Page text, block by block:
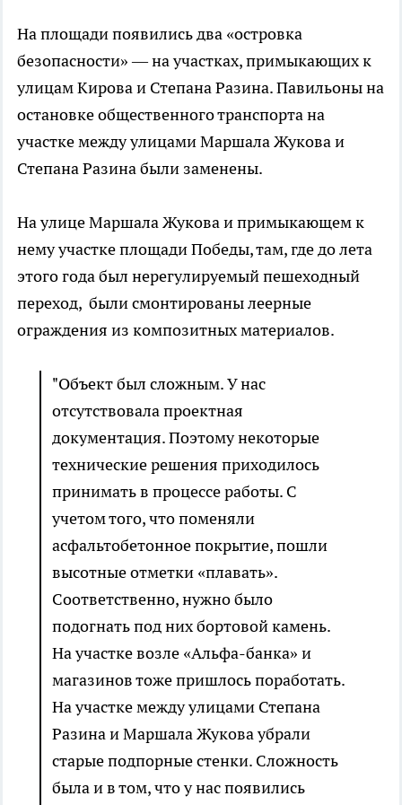
На площади появились два «островка
безопасности» — на участках, примыкающих к
улицам Кирова и Степана Разина. Павильоны на
остановке общественного транспорта на
участке между улицами Маршала Жукова и
Степана Разина были заменены.
На улице Маршала Жукова и примыкающем к
нему участке площади Победы, там, где до лета
этого года был нерегулируемый пешеходный
переход, были смонтированы леерные
ограждения из композитных материалов.
"Объект был сложным. У нас
отсутствовала проектная
документация. Поэтому некоторые
технические решения приходилось
принимать в процессе работы. С
учетом того, что поменяли
асфальтобетонное покрытие, пошли
высотные отметки «плавать».
Соответственно, нужно было
подогнать под них бортовой камень.
На участке возле «Альфа-банка» и
магазинов тоже пришлось поработать.
На участке между улицами Степана
Разина и Маршала Жукова убрали
старые подпорные стенки. Сложность
была и в том, что у нас появились